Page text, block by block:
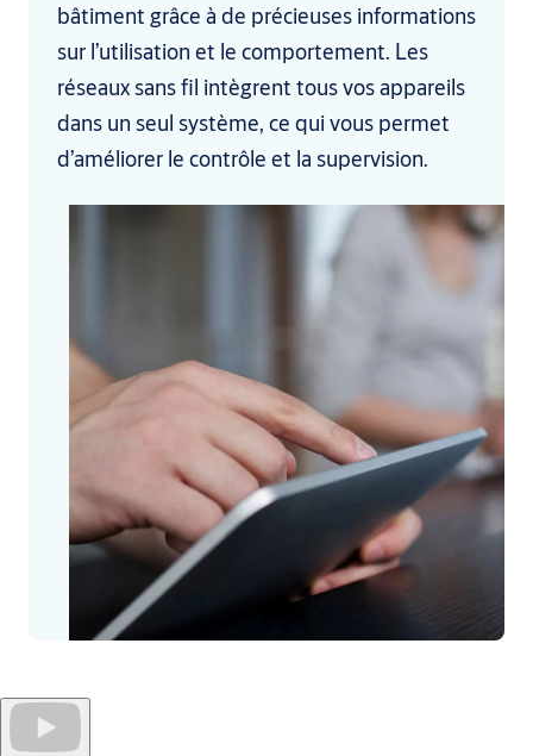
bâtiment grâce à de précieuses informations
sur l’utilisation et le comportement. Les
réseaux sans fil intègrent tous vos appareils
dans un seul système, ce qui vous permet
d’améliorer le contrôle et la supervision.